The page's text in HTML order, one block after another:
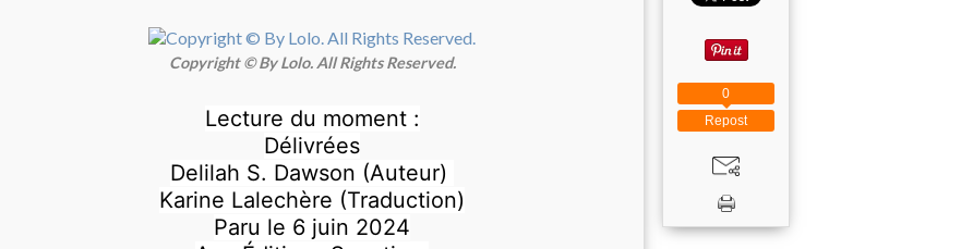
Copyright © By Lolo. All Rights Reserved.
Lecture du moment :
Délivrées
Delilah S. Dawson (Auteur)
Karine Lalechère (Traduction)
Paru le 6 juin 2024
Repost
0